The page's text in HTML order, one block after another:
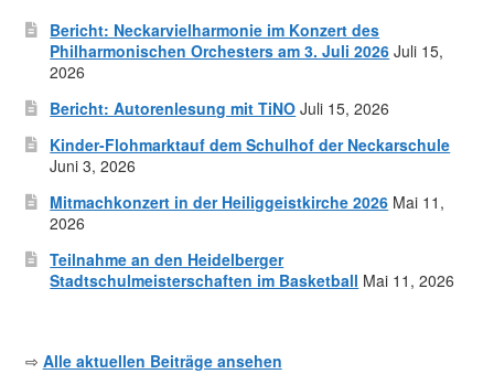
Bericht: Neckarvielharmonie im Konzert des
Philharmonischen Orchesters am 3. Juli 2026 Juli 15,
2026
Bericht: Autorenlesung mit TiNO Juli 15, 2026
Kinder-Flohmarktauf dem Schulhof der Neckarschule
Juni 3, 2026
Mitmachkonzert in der Heiliggeistkirche 2026 Mai 11,
2026
Teilnahme an den Heidelberger
Stadtschulmeisterschaften im Basketball Mai 11, 2026
⇨ Alle aktuellen Beiträge ansehen